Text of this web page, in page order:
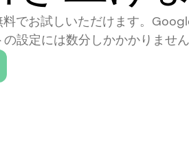
でお試しいただけます。
設定には数分しかかかりません